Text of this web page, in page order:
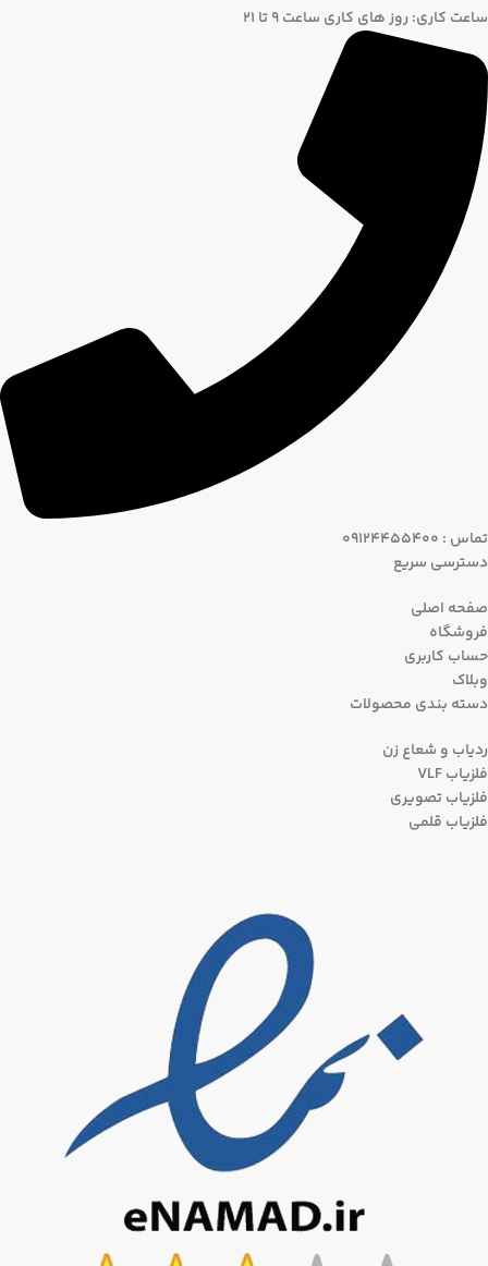
ساعت کاری: روز های کاری ساعت ۹ تا ۲۱
تماس : 09124455400
دسترسی سریع
صفحه اصلی
فروشگاه
حساب کاربری
وبلاک
دسته بندی محصولات
ردیاب و شعاع زن
فلزیاب VLF
فلزیاب تصویری
فلزیاب قلمی